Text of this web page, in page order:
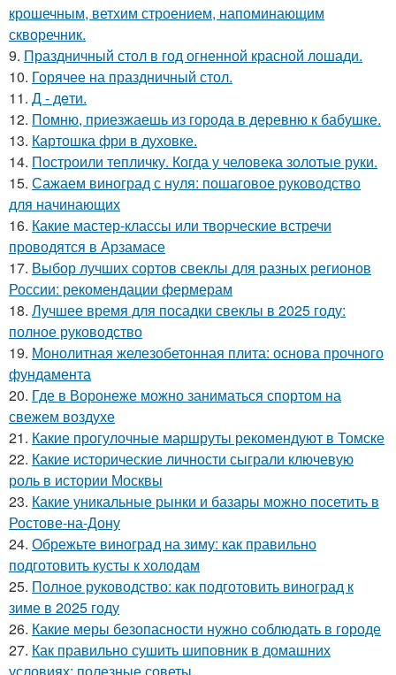
крошечным, ветхим строением, напоминающим
скворечник.
9. Праздничный стол в год огненной красной лошади.
10. Горячее на праздничный стол.
11. Д - дeти.
12. Помню, приезжаешь из города в деревню к бабушке.
13. Картошка фри в духовке.
14. Построили тепличку. Когда у человека золотые руки.
15. Сажаем виноград с нуля: пошаговое руководство
для начинающих
16. Какие мастер-классы или творческие встречи
проводятся в Арзамасе
17. Выбор лучших сортов свеклы для разных регионов
России: рекомендации фермерам
18. Лучшее время для посадки свеклы в 2025 году:
полное руководство
19. Монолитная железобетонная плита: основа прочного
фундамента
20. Где в Воронеже можно заниматься спортом на
свежем воздухе
21. Какие прогулочные маршруты рекомендуют в Томске
22. Какие исторические личности сыграли ключевую
роль в истории Москвы
23. Какие уникальные рынки и базары можно посетить в
Ростове-на-Дону
24. Обрежьте виноград на зиму: как правильно
подготовить кусты к холодам
25. Полное руководство: как подготовить виноград к
зиме в 2025 году
26. Какие меры безопасности нужно соблюдать в городе
27. Как правильно сушить шиповник в домашних